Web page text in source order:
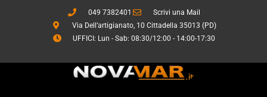
049 7382401
Scrivi una Mail
Via Dell’artigianato, 10 Cittadella 35013 (PD)
UFFICI: Lun - Sab: 08:30/12:00 - 14:00-17:30